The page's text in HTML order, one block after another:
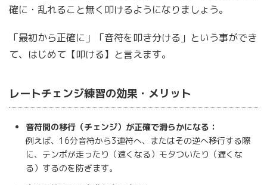
確に・乱れること無く叩けるようになりましょう。
「最初から正確に」「音符を叩き分ける」という事ができ
て、はじめて【叩ける】と言えます。
レートチェンジ練習の効果・メリット
音符間の移行（チェンジ）が正確で滑らかになる：
例えば、16分音符から3連符へ、またはその逆へ移行する際
に、テンポが走ったり（速くなる）モタついたり（遅くな
る）するのを防ぎます。